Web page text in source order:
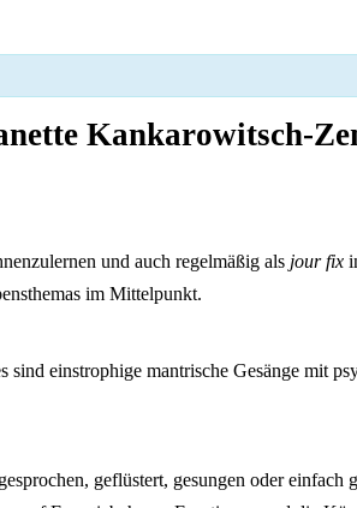
Kankarowitsch-
und auch regelmäßig als jour fix
im Mittelpunkt.
sind einstrophige mantrische Gesänge mit
geflüstert, gesungen oder einfach